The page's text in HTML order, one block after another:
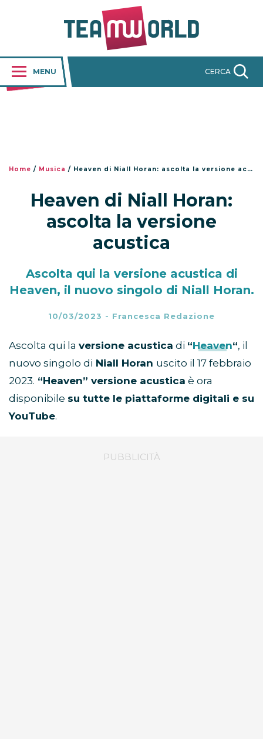
MENU CERCA
Home / Musica / Heaven di Niall Horan: ascolta la versione acustica
Heaven di Niall Horan:
ascolta la versione
acustica
Ascolta qui la versione acustica di
Heaven, il nuovo singolo di Niall Horan.
10/03/2023 - Francesca Redazione
Ascolta qui la versione acustica di “Heaven“, il
nuovo singolo di Niall Horan uscito il 17 febbraio
2023. “Heaven” versione acustica è ora
disponibile su tutte le piattaforme digitali e su
YouTube.